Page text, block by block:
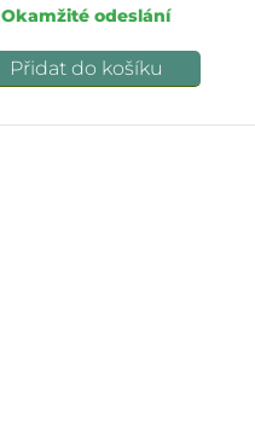
Okamžité odeslání
Přidat do košíku